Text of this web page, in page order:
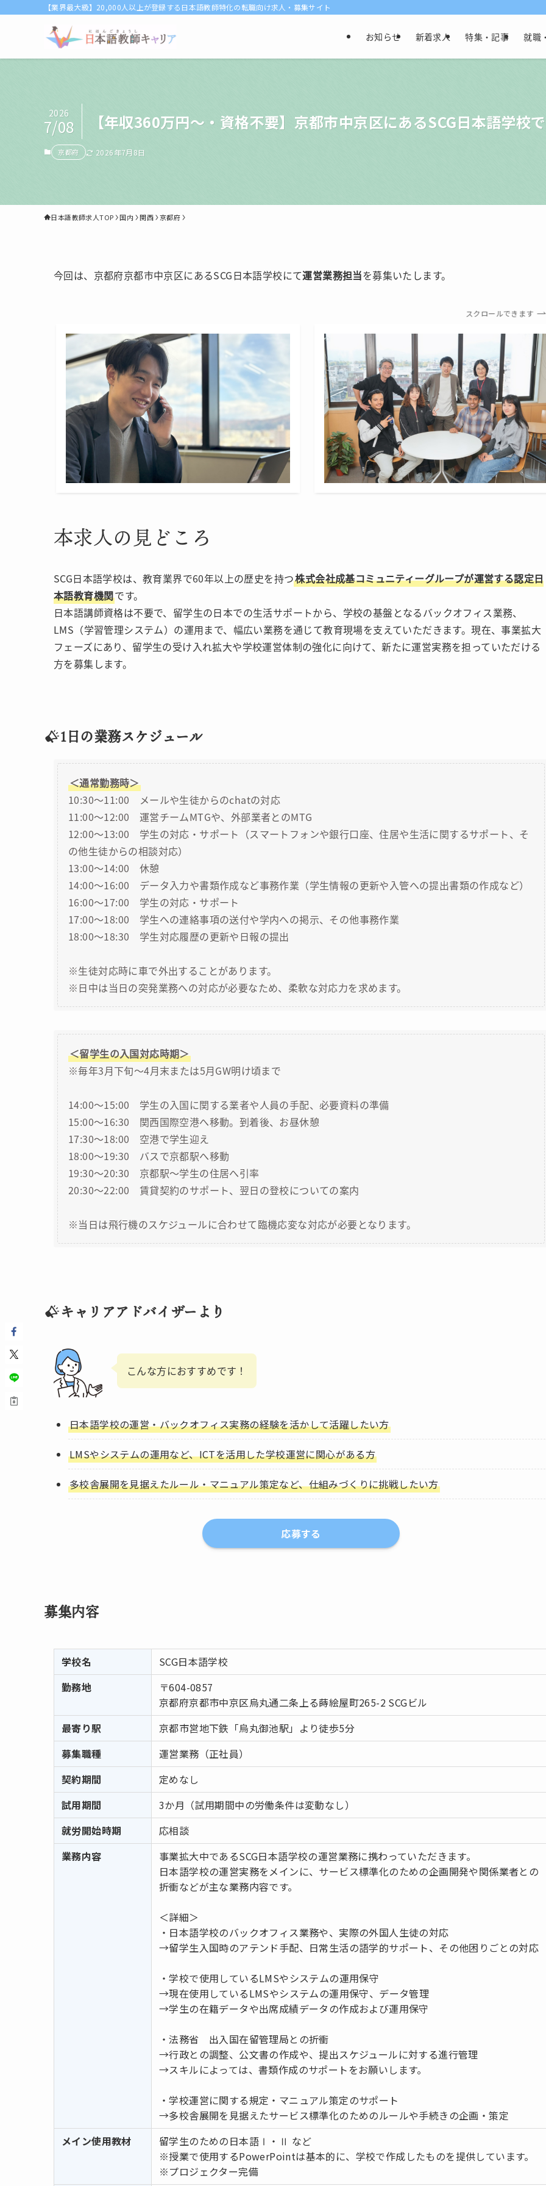
【業界最大級】20,000人以上が登録する日本語教師特化の転職向け求人・募集サイト
お知らせ 新着求人 特集・記事 就職
【年収360万円〜・資格不要】京都市中京区にあるSCG日本語学校
2026
7/08
京都府 2026年7月8日
日本語教師求人TOP 国内 関西 京都府
今回は、京都府京都市中京区にあるSCG日本語学校にて運営業務担当を募集いたします。
スクロールできます
本求人の見どころ
SCG日本語学校は、教育業界で60年以上の歴史を持つ株式会社成基コミュニティーグループが運営する認定日
本語教育機関です。
日本語講師資格は不要で、留学生の日本での生活サポートから、学校の基盤となるバックオフィス業務、
LMS（学習管理システム）の運用まで、幅広い業務を通じて教育現場を支えていただきます。現在、事業拡大
フェーズにあり、留学生の受け入れ拡大や学校運営体制の強化に向けて、新たに運営実務を担っていただける
方を募集します。
1日の業務スケジュール
＜通常勤務時＞
10:30～11:00 メールや生徒からのchatの対応
11:00～12:00 運営チームMTGや、外部業者とのMTG
12:00～13:00 学生の対応・サポート（スマートフォンや銀行口座、住居や生活に関するサポート、そ
の他生徒からの相談対応）
13:00～14:00 休憩
14:00～16:00 データ入力や書類作成など事務作業（学生情報の更新や入管への提出書類の作成など）
16:00～17:00 学生の対応・サポート
17:00～18:00 学生への連絡事項の送付や学内への掲示、その他事務作業
18:00～18:30 学生対応履歴の更新や日報の提出
※生徒対応時に車で外出することがあります。
※日中は当日の突発業務への対応が必要なため、柔軟な対応力を求めます。
＜留学生の入国対応時期＞
※毎年3月下旬～4月末または5月GW明け頃まで
14:00～15:00 学生の入国に関する業者や人員の手配、必要資料の準備
15:00～16:30 関西国際空港へ移動。到着後、お昼休憩
17:30～18:00 空港で学生迎え
18:00～19:30 バスで京都駅へ移動
19:30～20:30 京都駅～学生の住居へ引率
20:30～22:00 賃貸契約のサポート、翌日の登校についての案内
※当日は飛行機のスケジュールに合わせて臨機応変な対応が必要となります。
キャリアアドバイザーより
こんな方におすすめです！
日本語学校の運営・バックオフィス実務の経験を活かして活躍したい方
LMSやシステムの運用など、ICTを活用した学校運営に関心がある方
多校舎展開を見据えたルール・マニュアル策定など、仕組みづくりに挑戦したい方
応募する
募集内容
学校名
SCG日本語学校
勤務地
〒604-0857
京都府京都市中京区烏丸通二条上る蒔絵屋町265-2 SCGビル
最寄り駅
京都市営地下鉄「烏丸御池駅」より徒歩5分
募集職種
運営業務（正社員）
契約期間
定めなし
試用期間
3か月（試用期間中の労働条件は変動なし）
就労開始時期
応相談
業務内容
事業拡大中であるSCG日本語学校の運営業務に携わっていただきます。
日本語学校の運営実務をメインに、サービス標準化のための企画開発や関係業者との
折衝などが主な業務内容です。
＜詳細＞
・日本語学校のバックオフィス業務や、実際の外国人生徒の対応
→留学生入国時のアテンド手配、日常生活の語学的サポート、その他困りごとの対応
・学校で使用しているLMSやシステムの運用保守
→現在使用しているLMSやシステムの運用保守、データ管理
→学生の在籍データや出席成績データの作成および運用保守
・法務省 出入国在留管理局との折衝
→行政との調整、公文書の作成や、提出スケジュールに対する進行管理
→スキルによっては、書類作成のサポートをお願いします。
・学校運営に関する規定・マニュアル策定のサポート
→多校舎展開を見据えたサービス標準化のためのルールや手続きの企画・策定
メイン使用教材
留学生のための日本語Ⅰ・Ⅱ など
※授業で使用するPowerPointは基本的に、学校で作成したものを提供しています。
※プロジェクター完備